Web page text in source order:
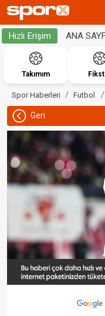
Hızlı Erişim ANA
Takımım
Spor Haberleri Futbol
Geri